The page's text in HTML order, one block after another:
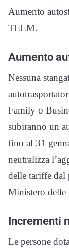
Aumento
TEEM.
Aumento
Nessuna
Family o
subiranno un
fino al 31
neutralizza
delle tariffe dal
Ministero delle
Incrementi
Le persone